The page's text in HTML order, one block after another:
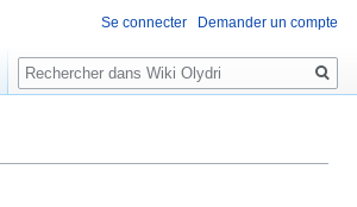
Se connecter Demander un compte
Rechercher